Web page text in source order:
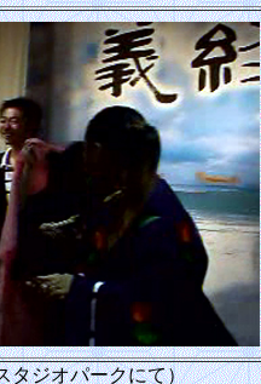
タジオパークにて）